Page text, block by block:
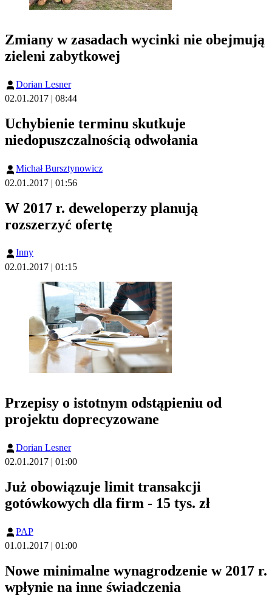
Zmiany w zasadach wycinki nie obejmują
zieleni zabytkowej
Dorian Lesner
02.01.2017 | 08:44
Uchybienie terminu skutkuje
niedopuszczalnością odwołania
Michał Bursztynowicz
02.01.2017 | 01:56
W 2017 r. deweloperzy planują
rozszerzyć ofertę
Inny
02.01.2017 | 01:15
Przepisy o istotnym odstąpieniu od
projektu doprecyzowane
Dorian Lesner
02.01.2017 | 01:00
Już obowiązuje limit transakcji
gotówkowych dla firm - 15 tys. zł
PAP
01.01.2017 | 01:00
Nowe minimalne wynagrodzenie w 2017 r.
wpłynie na inne świadczenia